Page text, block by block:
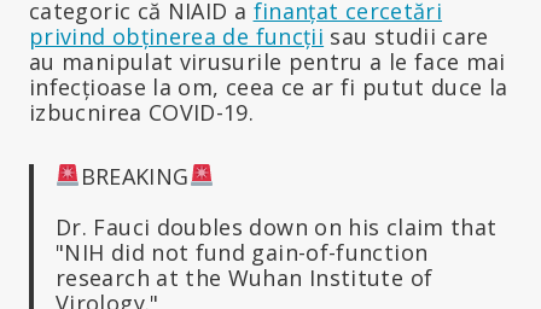
categoric că NIAID a finanțat cercetări
privind obținerea de funcții sau studii care
au manipulat virusurile pentru a le face mai
infecțioase la om, ceea ce ar fi putut duce la
izbucnirea COVID-19.
BREAKING
Dr. Fauci doubles down on his claim that
"NIH did not fund gain-of-function
research at the Wuhan Institute of
Virology."